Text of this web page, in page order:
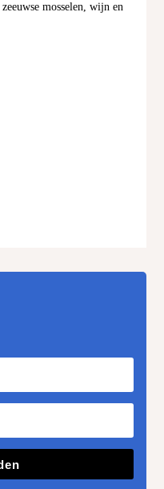
mosselen, wijn en